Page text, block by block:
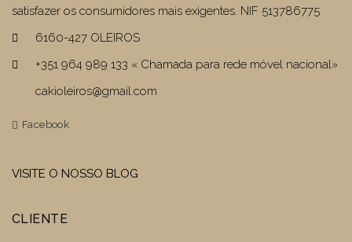
satisfazer os consumidores mais exigentes. NIF 513786775
6160-427 OLEIROS
+351 964 989 133 « Chamada para rede móvel nacional»
cakioleiros@gmail.com
Facebook
VISITE O NOSSO BLOG
CLIENTE